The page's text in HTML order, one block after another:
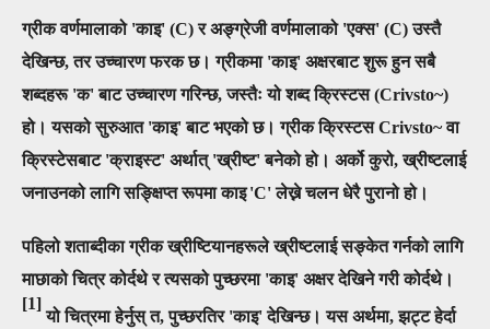
ग्रीक वर्णमालाको 'काइ' (C)र अङ्ग्रेजी वर्णमालाको 'एक्स' (C)उस्तै
देखिन्छ, तर उच्चारण फरक छ। ग्रीकमा 'काइ' अक्षरबाट शुरू हुन सबै
शब्दहरू 'क' बाट उच्चारण गरिन्छ, जस्तैः यो शब्द क्रिस्टस (Crivsto~)
हो। यसको सुरुआत 'काइ' बाट भएको छ। ग्रीक क्रिस्टसCrivsto~वा
क्रिस्टेसबाट'क्राइस्ट' अर्थात् 'ख्रीष्ट' बनेको हो। अर्को कुरो, ख्रीष्टलाई
जनाउनको लागि सङ्क्षिप्त रूपमा काइ 'C' लेख्ने चलन धेरै पुरानो हो।
पहिलो शताब्दीका ग्रीक ख्रीष्टियानहरूले ख्रीष्टलाई सङ्केत गर्नको लागि
माछाको चित्र कोर्दथे र त्यसको पुच्छरमा 'काइ' अक्षर देखिने गरी कोर्दथे।
[1]
यो चित्रमा हेर्नुस् त, पुच्छरतिर 'काइ' देखिन्छ। यस अर्थमा, झट्ट हेर्दा